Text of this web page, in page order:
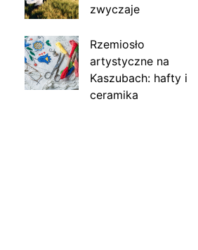
zwyczaje
Rzemiosło
artystyczne na
Kaszubach: hafty i
ceramika